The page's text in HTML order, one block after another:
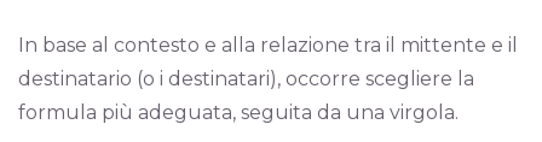
In base al contesto e alla relazione tra il mittente e il
destinatario (o i destinatari), occorre scegliere la
formula più adeguata, seguita da una virgola.